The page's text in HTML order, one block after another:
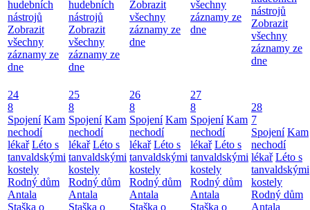
hudebních
nástrojů
Zobrazit
všechny
záznamy ze
dne
hudebních
nástrojů
Zobrazit
všechny
záznamy ze
dne
Zobrazit
všechny
záznamy ze
dne
všechny
záznamy ze
dne
nástrojů
Zobrazit
všechny
záznamy ze
dne
24
8
Spojení Kam
nechodí
lékař Léto s
tanvaldskými
kostely
Rodný dům
Antala
Staška o
25
8
Spojení Kam
nechodí
lékař Léto s
tanvaldskými
kostely
Rodný dům
Antala
Staška o
26
8
Spojení Kam
nechodí
lékař Léto s
tanvaldskými
kostely
Rodný dům
Antala
Staška o
27
8
Spojení Kam
nechodí
lékař Léto s
tanvaldskými
kostely
Rodný dům
Antala
Staška o
28
7
Spojení Kam
nechodí
lékař Léto s
tanvaldskými
kostely
Rodný dům
Antala